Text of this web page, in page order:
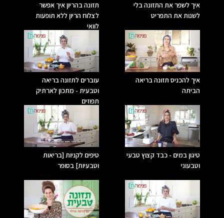
איך לשפר את התזונה בלי
לשנות את התפריט
תזונה בהריון איך אפשר
לצלוח הריון ללא תופעות
לוואי
איך להכניס תזונה בריאה
הביתה
עוברים לתזונה בריאה
וטבעית - מתכון לארתיק
תפוזים
טיגון במים - כבד קצוץ טבעי
וטבעוני
טיפים לקניות [בריאות
וטבעיות] בסופר